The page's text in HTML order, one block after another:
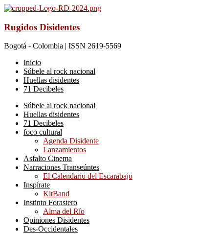
Rugidos Disidentes
Bogotá - Colombia | ISSN 2619-5569
Inicio
Súbele al rock nacional
Huellas disidentes
71 Decibeles
Súbele al rock nacional
Huellas disidentes
71 Decibeles
foco cultural
Agenda Disidente
Lanzamientos
Asfalto Cinema
Narraciones Transeúntes
El Calendario del Escarabajo
Inspírate
KitBand
Instinto Forastero
Alma del Río
Opiniones Disidentes
Des-Occidentales